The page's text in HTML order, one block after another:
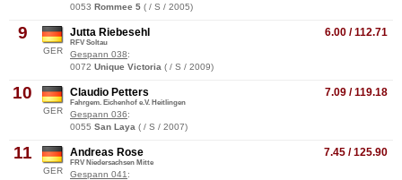
0053 Rommee 5 ( / S / 2005)
9
GER
6.00 / 112.71
Jutta Riebesehl
RFV Soltau
Gespann 038:
0072 Unique Victoria ( / S / 2009)
10
GER
7.09 / 119.18
Claudio Petters
Fahrgem. Eichenhof e.V. Heitlingen
Gespann 036:
0055 San Laya ( / S / 2007)
11
GER
7.45 / 125.90
Andreas Rose
FRV Niedersachsen Mitte
Gespann 041 :